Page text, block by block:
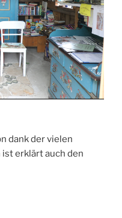
dank der vielen
erklärt auch den